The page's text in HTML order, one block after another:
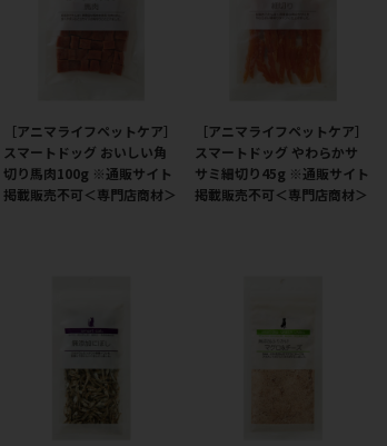
［アニマライフペットケア］
スマートドッグ おいしい角
切り馬肉100g ※通販サイト
掲載販売不可＜専門店商材＞
［アニマライフペットケア］
スマートドッグ やわらかサ
サミ細切り45g ※通販サイト
掲載販売不可＜専門店商材＞